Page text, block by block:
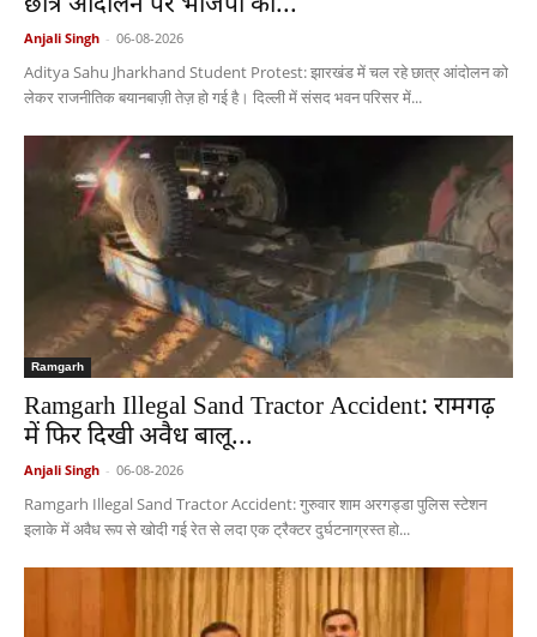
Anjali Singh - 06-08-2026
Aditya Sahu Jharkhand Student Protest: झारखंड में चल रहे छात्र आंदोलन को
लेकर राजनीतिक बयानबाज़ी तेज़ हो गई है। दिल्ली में संसद भवन परिसर में...
Ramgarh
Ramgarh Illegal Sand Tractor Accident: रामगढ़
में फिर दिखी अवैध बालू...
Anjali Singh - 06-08-2026
Ramgarh Illegal Sand Tractor Accident: गुरुवार शाम अरगड्डा पुलिस स्टेशन
इलाके में अवैध रूप से खोदी गई रेत से लदा एक ट्रैक्टर दुर्घटनाग्रस्त हो...